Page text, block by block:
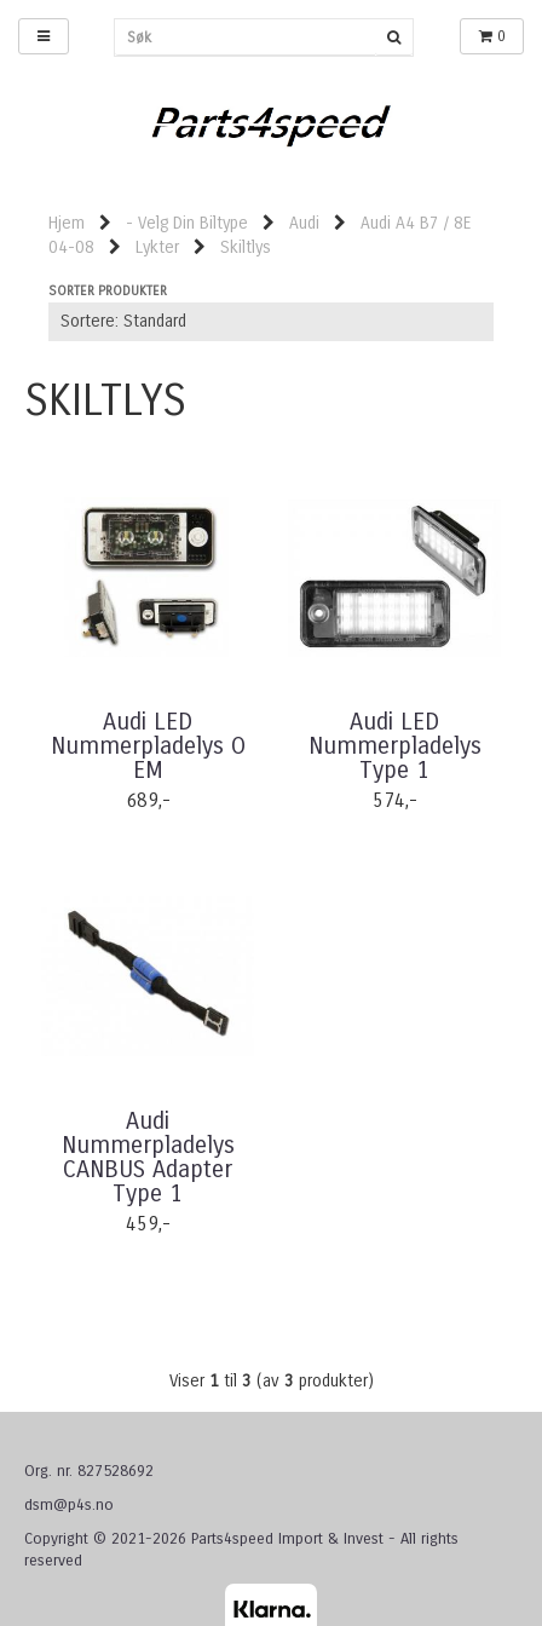
0
Hjem - Velg Din Biltype Audi
Audi A4 B7 / 8E
04-08
Lykter Skiltlys
SORTER PRODUKTER
SKILTLYS
Audi LED
Nummerpladelys O
EM
689,-
Audi LED
Nummerpladelys
Type 1
574,-
Audi
Nummerpladelys
CANBUS Adapter
Type 1
459,-
Viser 1til 3 (av 3 produkter)
Org. nr. 827528692
dsm@p4s.no
Copyright © 2021-2026 Parts4speed Import & Invest - All rights
reserved